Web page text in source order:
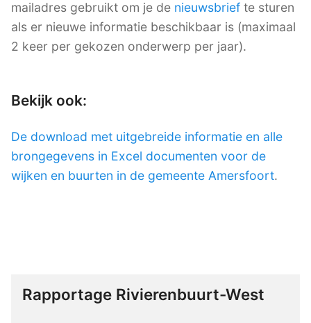
mailadres gebruikt om je de nieuwsbrief te sturen
als er nieuwe informatie beschikbaar is (maximaal
2 keer per gekozen onderwerp per jaar).
Bekijk ook:
De download met uitgebreide informatie en alle
brongegevens in Excel documenten voor de
wijken en buurten in de gemeente Amersfoort.
Rapportage Rivierenbuurt-West